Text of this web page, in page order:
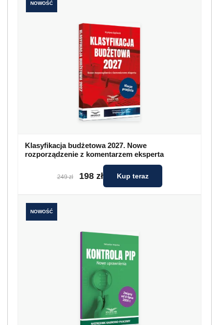
NOWOŚĆ
Klasyfikacja budżetowa 2027. Nowe
rozporządzenie z komentarzem eksperta
249 zł 198 zł Kup teraz
NOWOŚĆ